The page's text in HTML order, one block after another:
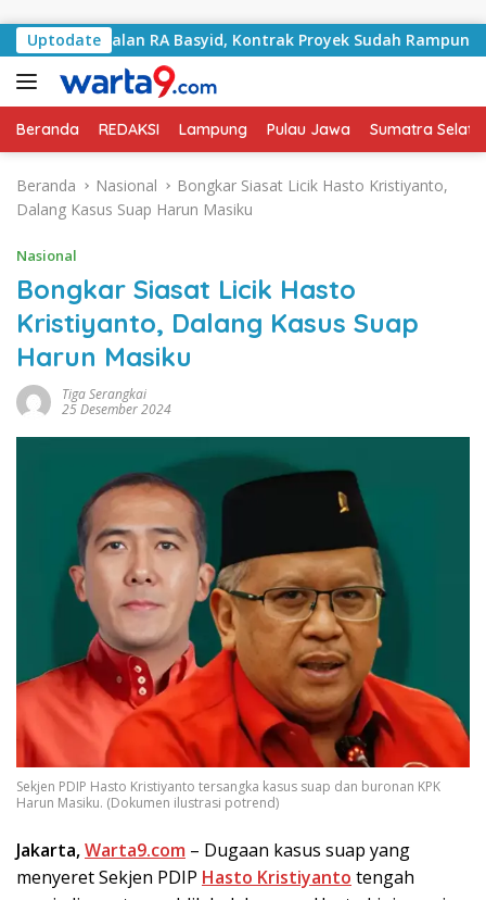
Uptodate
Jalan RA Basyid, Kontrak Proyek Sudah Rampung
Beranda REDAKSI Lampung Pulau Jawa Sumatra
Beranda Nasional
Bongkar Siasat Licik Hasto Kristiyanto,
Dalang Kasus Suap Harun Masiku
Nasional
Bongkar Siasat Licik Hasto
Kristiyanto, Dalang Kasus Suap
Harun Masiku
Tiga Serangkai
25 Desember 2024
Sekjen PDIP Hasto Kristiyanto tersangka kasus suap dan buronan KPK
Harun Masiku. (Dokumen ilustrasi potrend)
Jakarta,Warta9.com – Dugaan kasus suap yang
menyeret Sekjen PDIP Hasto Kristiyanto tengah